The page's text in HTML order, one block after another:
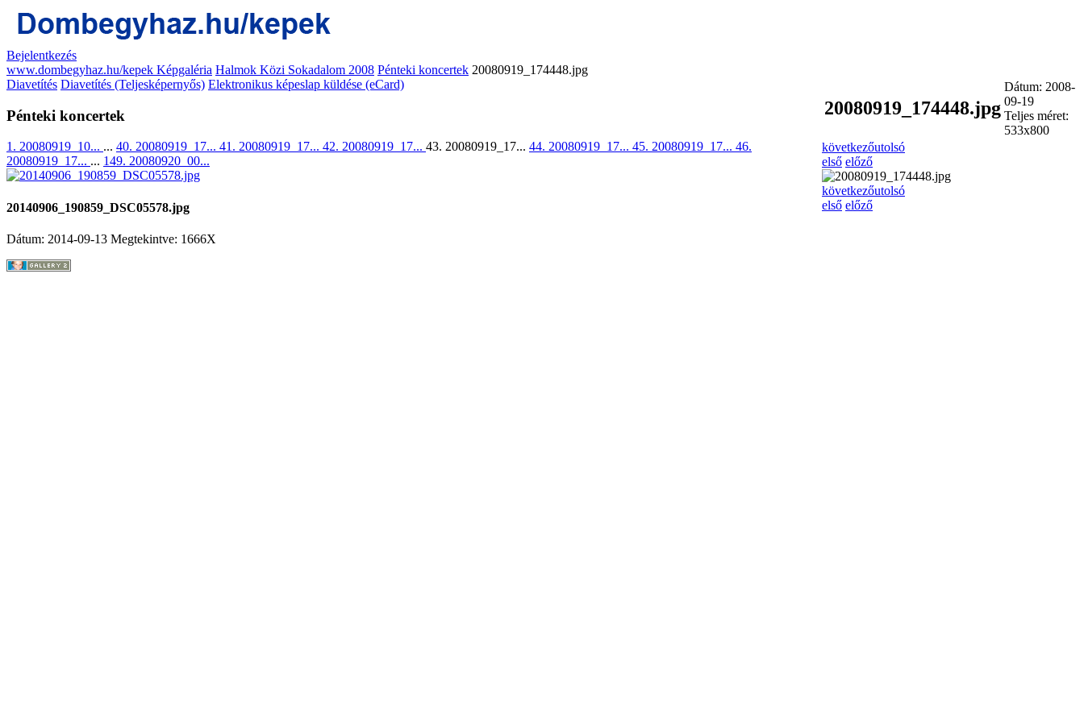
Bejelentkezés
www.dombegyhaz.hu/kepek Képgaléria Halmok Közi Sokadalom 2008 Pénteki koncertek 20080919_174448.jpg
Diavetítés Diavetítés (Teljesképernyős) Elektronikus képeslap küldése (eCard)
Pénteki koncertek
1. 20080919_10... ... 40. 20080919_17... 41. 20080919_17... 42. 20080919_17... 43. 20080919_17... 44. 20080919_17... 45. 20080919_17... 46.
20080919_17... ... 149. 20080920_00...
20140906_190859_DSC05578.jpg
Dátum: 2014-09-13 Megtekintve: 1666X
20080919_174448.jpg
Dátum: 2008-
09-19
Teljes méret:
533x800
következőutolsó
első előző
következőutolsó
első előző